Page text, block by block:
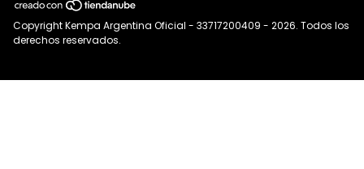
Copyright Kempa Argentina Oficial - 33717200409 - 2026. Todos los
derechos reservados.